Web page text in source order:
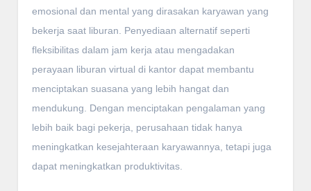
emosional dan mental yang dirasakan karyawan yang
bekerja saat liburan. Penyediaan alternatif seperti
fleksibilitas dalam jam kerja atau mengadakan
perayaan liburan virtual di kantor dapat membantu
menciptakan suasana yang lebih hangat dan
mendukung. Dengan menciptakan pengalaman yang
lebih baik bagi pekerja, perusahaan tidak hanya
meningkatkan kesejahteraan karyawannya, tetapi juga
dapat meningkatkan produktivitas.